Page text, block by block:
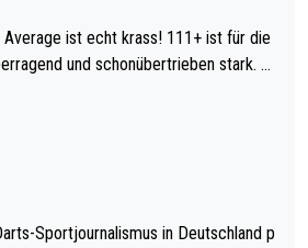
ist echt krass! 111+ ist für die
und schonübertrieben stark. U
Sportjournalismus in Deutschland p